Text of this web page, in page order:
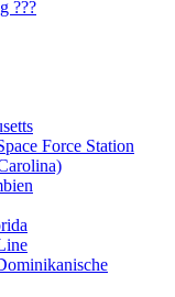
???
Force Station